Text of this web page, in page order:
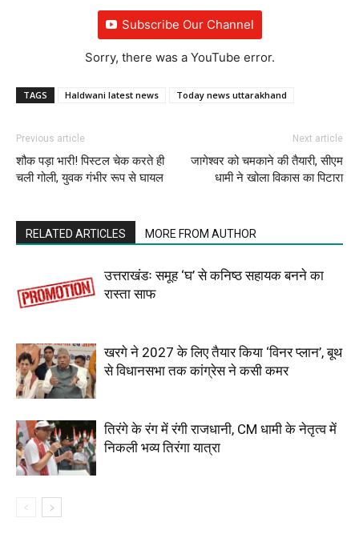
Subscribe Our Channel
Sorry, there was a YouTube error.
TAGS Haldwani latest news Today news uttarakhand
Previous article
शौक पड़ा भारी! पिस्टल चेक करते ही
चली गोली, युवक गंभीर रूप से घायल
Next article
जागेश्वर को चमकाने की तैयारी, सीएम
धामी ने खोला विकास का पिटारा
RELATED ARTICLES MORE FROM AUTHOR
उत्तराखंडः समूह ‘घ’ से कनिष्ठ सहायक बनने का
रास्ता साफ
खरगे ने 2027 के लिए तैयार किया ‘विनर प्लान’, बूथ
से विधानसभा तक कांग्रेस ने कसी कमर
तिरंगे के रंग में रंगी राजधानी, CM धामी के नेतृत्व में
निकली भव्य तिरंगा यात्रा